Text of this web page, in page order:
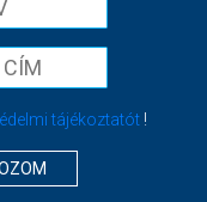
tájékoztatót !